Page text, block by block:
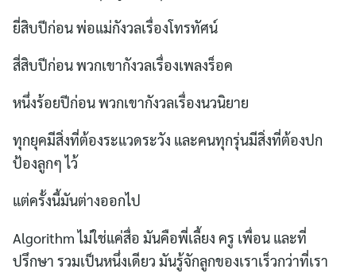
ยี่สิบปีก่อน พ่อแม่กังวลเรื่องโทรทัศน์
สี่สิบปีก่อน พวกเขากังวลเรื่องเพลงร็อค
หนึ่งร้อยปีก่อน พวกเขากังวลเรื่องนวนิยาย
ทุกยุคมีสิ่งที่ต้องระแวดระวัง และคนทุกรุ่นมีสิ่งที่ต้องปก
ป้องลูกๆ ไว้
แต่ครั้งนี้มันต่างออกไป
Algorithm ไม่ใช่แค่สื่อ มันคือพี่เลี้ยง ครู เพื่อน และที่
ปรึกษา รวมเป็นหนึ่งเดียว มันรู้จักลูกของเราเร็วกว่าที่เรา